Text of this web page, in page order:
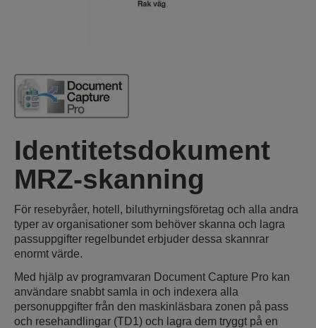
Identitetsdokument
MRZ-skanning
För resebyråer, hotell, biluthyrningsföretag och alla andra
typer av organisationer som behöver skanna och lagra
passuppgifter regelbundet erbjuder dessa skannrar
enormt värde.
Med hjälp av programvaran Document Capture Pro kan
användare snabbt samla in och indexera alla
personuppgifter från den maskinläsbara zonen på pass
och resehandlingar (TD1) och lagra dem tryggt på en